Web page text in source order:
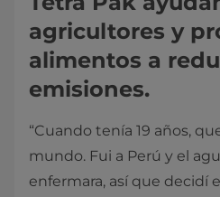
agricultores y
alimentos a
emisiones.
“Cuando tenía 19 años,
mundo. Fui a Perú y el
enfermara, así que decidí